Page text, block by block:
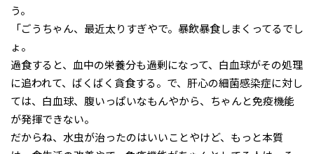
う。
「ごうちゃん、最近太りすぎやで。暴飲暴食しまくってるでし
ょ。
過食すると、血中の栄養分も過剰になって、白血球がその処理
に追われて、ばくばく貪食する。で、肝心の細菌感染症に対し
ては、白血球、腹いっぱいなもんやから、ちゃんと免疫機能
が発揮できない。
だからね、水虫が治ったのはいいことやけど、もっと本質